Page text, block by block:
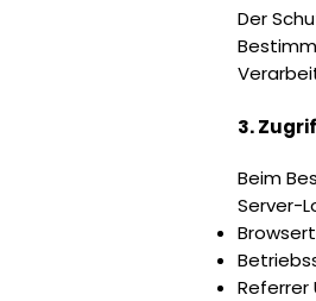
Der
3.
Beim
Server-
Referrer